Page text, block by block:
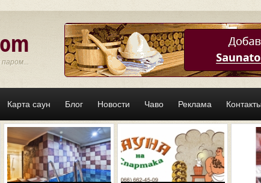
паром...
Карта саун Блог Новости Чаво Реклама Контакты